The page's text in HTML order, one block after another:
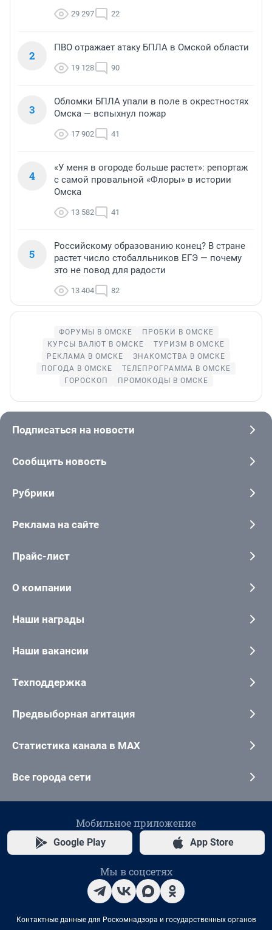
29 297 22
2
ПВО отражает атаку БПЛА в Омской области
19 128 90
3
Обломки БПЛА упали в поле в окрестностях
Омска — вспыхнул пожар
17 902 41
4
«У меня в огороде больше растет»: репортаж
с самой провальной «Флоры» в истории
Омска
13 582 41
5
Российскому образованию конец? В стране
растет число стобалльников ЕГЭ — почему
это не повод для радости
13 404 82
ФОРУМЫ В ОМСКЕ
ПРОБКИ В ОМСКЕ
КУРСЫ ВАЛЮТ В ОМСКЕ
ТУРИЗМ В ОМСКЕ
РЕКЛАМА В ОМСКЕ
ЗНАКОМСТВА В ОМСКЕ
ПОГОДА В ОМСКЕ
ТЕЛЕПРОГРАММА В ОМСКЕ
ГОРОСКОП
ПРОМОКОДЫ В ОМСКЕ
Подписаться на новости
Сообщить новость
Рубрики
Реклама на сайте
Прайс-лист
О компании
Наши награды
Наши вакансии
Техподдержка
Предвыборная агитация
Статистика канала в MAX
Все города сети
Мобильное приложение
Google Play App Store
Мы в соцсетях
Контактные данные для Роскомнадзора и государственных органов